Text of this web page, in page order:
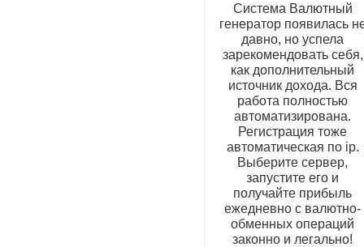
Система Валютный
генератор появилась
давно, но успела
зарекомендовать себя,
как дополнительный
источник дохода. Вся
работа полностью
автоматизирована.
Регистрация тоже
автоматическая по ip.
Выберите сервер,
запустите его и
получайте прибыль
ежедневно с валютно-
обменных операций
законно и легально!